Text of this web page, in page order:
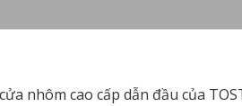
nhôm cao cấp dẫn đầu của